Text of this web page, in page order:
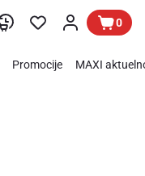
0
Promocije MAXI